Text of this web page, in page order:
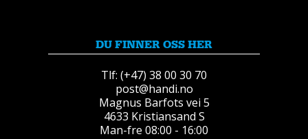
DU FINNER OSS HER
Tlf: (+47) 38 00 30 70
post@handi.no
Magnus Barfots vei 5
4633 Kristiansand S
Man-fre 08:00 - 16:00